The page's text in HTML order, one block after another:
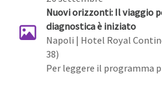
Nuovi orizzonti: Il viaggio
diagnostica è iniziato
Napoli | Hotel Royal
38)
Per leggere il programma